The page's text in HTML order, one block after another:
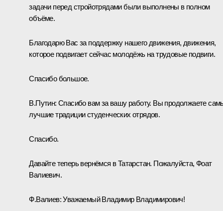
задачи перед стройотрядами были выполнены в полном
объёме.
Благодарю Вас за поддержку нашего движения, движения,
которое подвигает сейчас молодёжь на трудовые подвиги.
Спасибо большое.
В.Путин: Спасибо вам за вашу работу. Вы продолжаете
лучшие традиции студенческих отрядов.
Спасибо.
Давайте теперь вернёмся в Татарстан. Пожалуйста, Фоат
Валиевич.
Ф.Валиев:Уважаемый Владимир Владимирович!